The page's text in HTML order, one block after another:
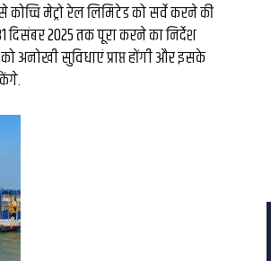
मेट्रो रेल लिमिटेड को सर्वे करने की
दिसंबर 2025 तक पूरा करने का निर्देश
अनोखी सुविधाएं प्राप्त होंगी और इसके
रंग मल्हार में
कला कौशल,
दिया